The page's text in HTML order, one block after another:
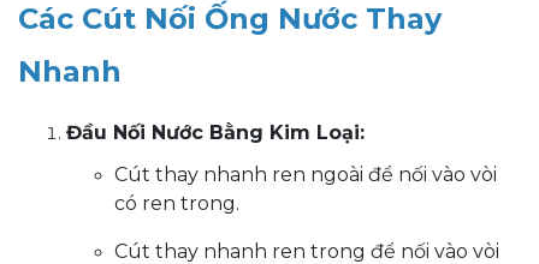
Các Cút Nối Ống Nước Thay
Nhanh
Đầu Nối Nước Bằng Kim Loại:
Cút thay nhanh ren ngoài để nối vào vòi
có ren trong.
Cút thay nhanh ren trong để nối vào vòi